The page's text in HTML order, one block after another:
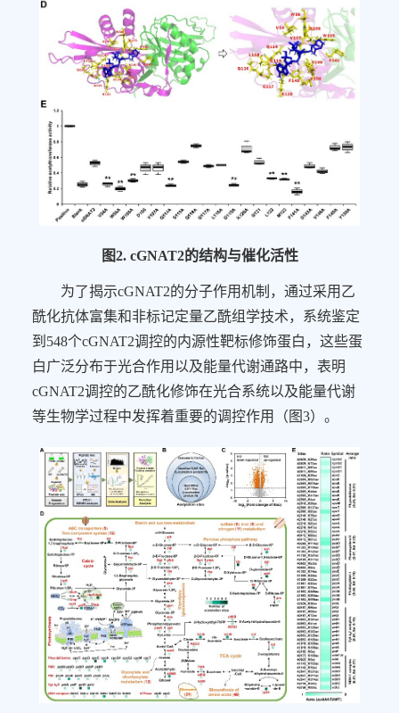
图2. cGNAT2的结构与催化活性
为了揭示cGNAT2的分子作用机制，通过采用乙
酰化抗体富集和非标记定量乙酰组学技术，系统鉴定
到 548个cGNAT2调控的内源性靶标修饰蛋白，这些蛋
白广泛分布于光合作用以及能量代谢通路中，表明
cGNAT2调控的乙酰化修饰在光合系统以及能量代谢
等生物学过程中发挥着重要的调控作用（图3）。